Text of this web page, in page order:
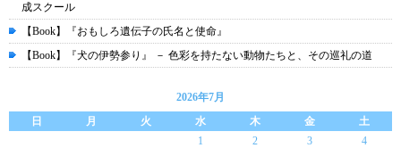
成スクール
【Book】『おもしろ遺伝子の氏名と使命』
【Book】『犬の伊勢参り』 － 色彩を持たない動物たちと、その巡礼の道
2026年7月
日
月 火 水 木 金
土
1
2 3
4